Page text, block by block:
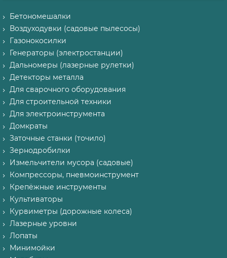
Бетономешалки
Воздуходувки (садовые пылесосы)
Газонокосилки
Генераторы (электростанции)
Дальномеры (лазерные рулетки)
Детекторы металла
Для сварочного оборудования
Для строительной техники
Для электроинструмента
Домкраты
Заточные станки (точило)
Зернодробилки
Измельчители мусора (садовые)
Компрессоры, пневмоинструмент
Крепёжные инструменты
Культиваторы
Курвиметры (дорожные колеса)
Лазерные уровни
Лопаты
Минимойки